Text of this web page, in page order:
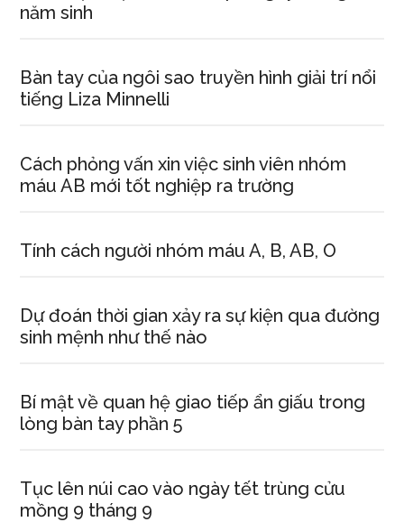
năm sinh
Bàn tay của ngôi sao truyền hình giải trí nổi
tiếng Liza Minnelli
Cách phỏng vấn xin việc sinh viên nhóm
máu AB mới tốt nghiệp ra trường
Tính cách người nhóm máu A, B, AB, O
Dự đoán thời gian xảy ra sự kiện qua đường
sinh mệnh như thế nào
Bí mật về quan hệ giao tiếp ẩn giấu trong
lòng bàn tay phần 5
Tục lên núi cao vào ngày tết trùng cửu
mồng 9 tháng 9